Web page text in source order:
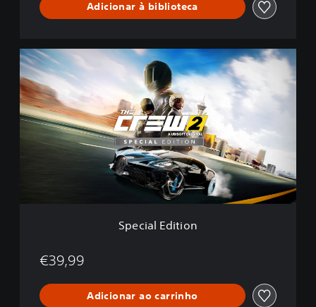
d
Adicionar à biblioteca
S
p
e
c
i
a
l
Special Edition
€39,99
Adicionar ao carrinho